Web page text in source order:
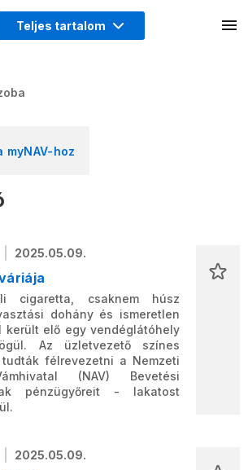
Teljes tartalom
myNAV-hoz
2025.05.09.
cigaretta, csaknem húsz
dohány és ismeretlen
került elő egy vendéglátóhely
Az üzletvezető színes
félrevezetni a Nemzeti
(NAV) Bevetési
pénzügyőreit - lakatost
2025.05.09.